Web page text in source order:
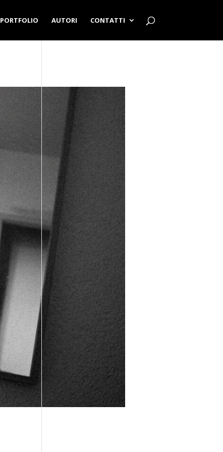
PORTFOLIO AUTORI CONTATTI